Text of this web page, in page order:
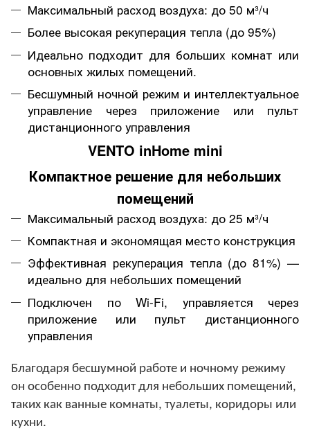
Максимальный расход воздуха: до 50 м³/ч
Более высокая рекуперация тепла (до 95%)
Идеально подходит для больших комнат или
основных жилых помещений.
Бесшумный ночной режим и интеллектуальное
управление через приложение или пульт
дистанционного управления
VENTO inHome mini
Компактное решение для небольших
помещений
Максимальный расход воздуха: до 25 м³/ч
Компактная и экономящая место конструкция
Эффективная рекуперация тепла (до 81%) —
идеально для небольших помещений
Подключен по Wi-Fi, управляется через
приложение или пульт дистанционного
управления
Благодаря бесшумной работе и ночному режиму
он особенно подходит для небольших помещений,
таких как ванные комнаты, туалеты, коридоры или
кухни.